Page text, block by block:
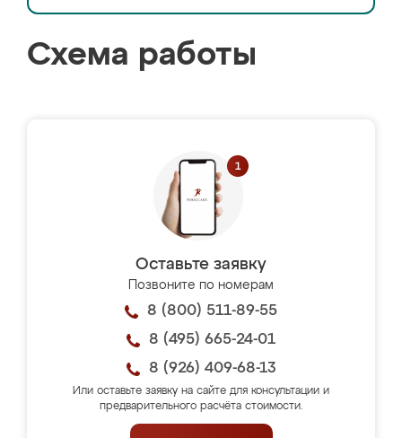
Схема работы
Оставьте заявку
Позвоните по номерам
8 (800) 511-89-55
8 (495) 665-24-01
8 (926) 409-68-13
Или оставьте заявку на сайте для консультации и
предварительного расчёта стоимости.